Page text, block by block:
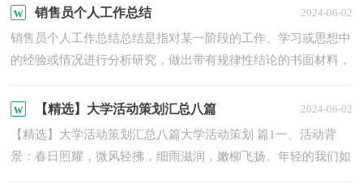
销售员个人工作总结 2024-06-02
销售员个人工作总结总结是指对某一阶段的工作、学习或思想中
的经验或情况进行分析研究，做出带有规律性结论的书面材料，
【精选】大学活动策划汇总八篇 2024-06-02
【精选】大学活动策划汇总八篇大学活动策划 篇1一、活动背
景：春日照耀，微风轻拂，细雨滋润，嫩柳飞扬。年轻的我们如